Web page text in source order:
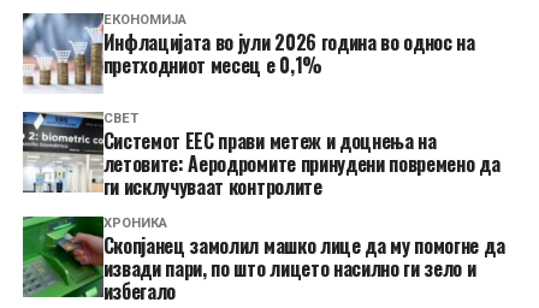
ЕКОНОМИЈА
Инфлацијата во јули 2026 година во однос на
претходниот месец е 0,1%
СВЕТ
Системот ЕЕС прави метеж и доцнења на
летовите: Аеродромите принудени повремено да
ги исклучуваат контролите
ХРОНИКА
Скопјанец замолил машко лице да му помогне да
извади пари, по што лицето насилно ги зело и
избегало